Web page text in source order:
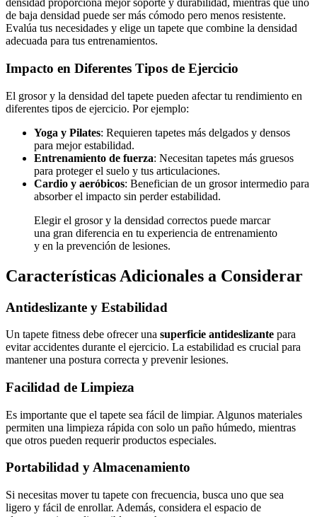
densidad proporciona mejor soporte y durabilidad, mientras que uno
de baja densidad puede ser más cómodo pero menos resistente.
Evalúa tus necesidades y elige un tapete que combine la densidad
adecuada para tus entrenamientos.
Impacto en Diferentes Tipos de Ejercicio
El grosor y la densidad del tapete pueden afectar tu rendimiento en
diferentes tipos de ejercicio. Por ejemplo:
Yoga y Pilates: Requieren tapetes más delgados y densos
para mejor estabilidad.
Entrenamiento de fuerza: Necesitan tapetes más gruesos
para proteger el suelo y tus articulaciones.
Cardio y aeróbicos: Benefician de un grosor intermedio para
absorber el impacto sin perder estabilidad.
Elegir el grosor y la densidad correctos puede marcar
una gran diferencia en tu experiencia de entrenamiento
y en la prevención de lesiones.
Características Adicionales a Considerar
Antideslizante y Estabilidad
Un tapete fitness debe ofrecer una superficie antideslizante para
evitar accidentes durante el ejercicio. La estabilidad es crucial para
mantener una postura correcta y prevenir lesiones.
Facilidad de Limpieza
Es importante que el tapete sea fácil de limpiar. Algunos materiales
permiten una limpieza rápida con solo un paño húmedo, mientras
que otros pueden requerir productos especiales.
Portabilidad y Almacenamiento
Si necesitas mover tu tapete con frecuencia, busca uno que sea
ligero y fácil de enrollar. Además, considera el espacio de